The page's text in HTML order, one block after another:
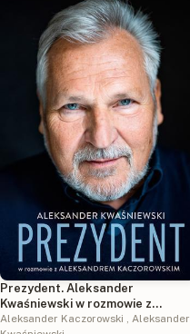
Prezydent. Aleksander
Kwaśniewski w rozmowie z
Aleksandrem Kaczorowskim wyd.
Aleksander Kaczorowski , Aleksander